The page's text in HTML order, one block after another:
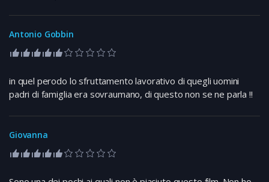
Antonio Gobbin
in quel perodo lo sfruttamento lavorativo di quegli uomini
padri di famiglia era sovraumano, di questo non se ne parla !!
Giovanna